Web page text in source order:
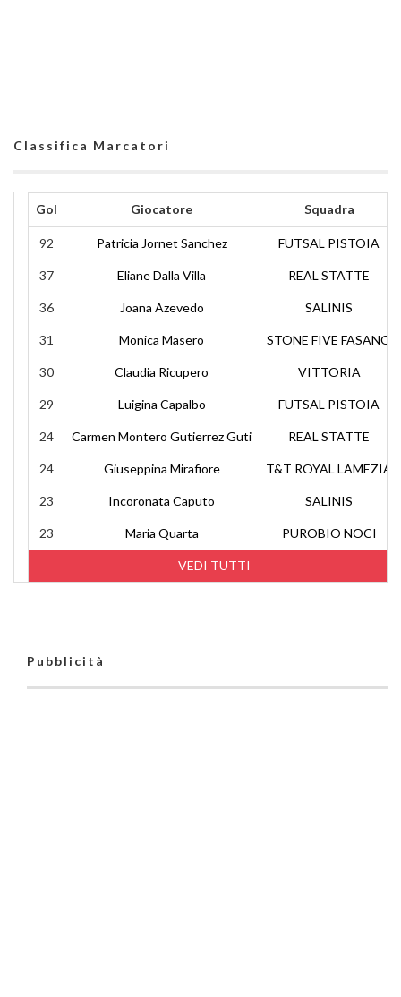
Classifica Marcatori
Gol Giocatore Squadra
VEDI TUTTI
92 Patricia Jornet Sanchez FUTSAL PISTOIA
37 Eliane Dalla Villa REAL STATTE
36 Joana Azevedo SALINIS
31 Monica Masero STONE FIVE FASANO
30 Claudia Ricupero VITTORIA
29 Luigina Capalbo FUTSAL PISTOIA
24 Carmen Montero Gutierrez Guti REAL STATTE
24 Giuseppina Mirafiore T&T ROYAL LAMEZIA
23 Incoronata Caputo SALINIS
23 Maria Quarta PUROBIO NOCI
Pubblicità